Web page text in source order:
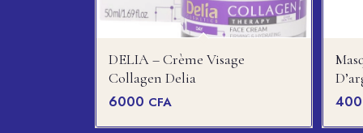
DELIA – Crème Visage
Collagen Delia
6000 CFA